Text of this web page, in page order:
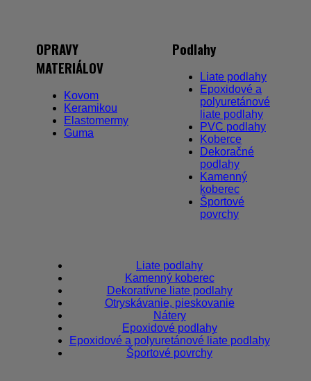
OPRAVY
MATERIÁLOV
Kovom
Keramikou
Elastomermy
Guma
Podlahy
Liate podlahy
Epoxidové a
polyuretánové
liate podlahy
PVC podlahy
Koberce
Dekoračné
podlahy
Kamenný
koberec
Športové
povrchy
Liate podlahy
Kamenný koberec
Dekoratívne liate podlahy
Otryskávanie, pieskovanie
Nátery
Epoxidové podlahy
Epoxidové a polyuretánové liate podlahy
Športové povrchy